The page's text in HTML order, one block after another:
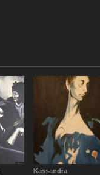
Kassandra